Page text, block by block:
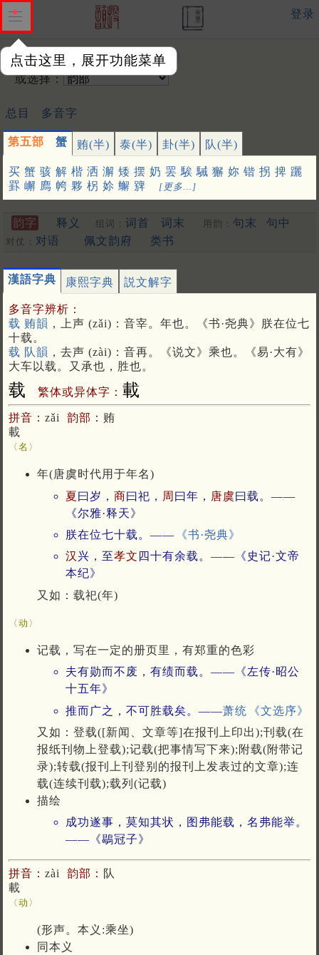
点击这里，展开功能菜单
登录
输入韵字：
或选择：
总目 多音字
第五部 蟹 贿(半) 泰(半) 卦(半) 队(半)
买 蟹 骇 解 楷 洒 澥 矮 摆 奶 罢 騃 駴 獬 妳 锴 拐 捭 躧
罫 嶰 廌 㡁 夥 柺 㚷 䲒 㗗 [更多…]
韵字 释义 组词： 词首 词末 用韵： 句末 句中
对仗： 对语 佩文韵府 类书
漢語字典 康熙字典 説文解字
多音字辨析：
载 贿韻 ，上声 (zǎi)：音宰。年也。《书·尧典》朕在位七
十载。
载 队韻 ，去声 (zài)：音再。《说文》乘也。《易·大有》
大车以载。又承也，胜也。
载 繁体或异体字： 載
拼音： zǎi 韵部： 贿
載
〈名〉
年(唐虞时代用于年名)
夏曰岁， 商曰祀， 周 曰年， 唐虞曰载。——
《尔雅·释天》
朕在位七十载。——
《书·尧典》
汉 兴，至孝文 四十有余载。——《史记·文帝
本纪》
又如：载祀(年)
〈动〉
记载，写在一定的册页里，有郑重的色彩
夫有勋而不废，有绩而载。——《左传·昭公
十五年》
推而广之，不可胜载矣。——萧统
《文选序》
又如：登载([新闻、文章等]在报刊上印出);刊载(在
报纸刊物上登载);记载(把事情写下来);附载(附带记
录);转载(报刊上刊登别的报刊上发表过的文章);连
载(连续刊载);载列(记载)
描绘
成功遂事，莫知其状，图弗能载，名弗能举。
——《鶡冠子》
拼音： zài 韵部： 队
載
〈动〉
(形声。本义:乘坐)
同本义